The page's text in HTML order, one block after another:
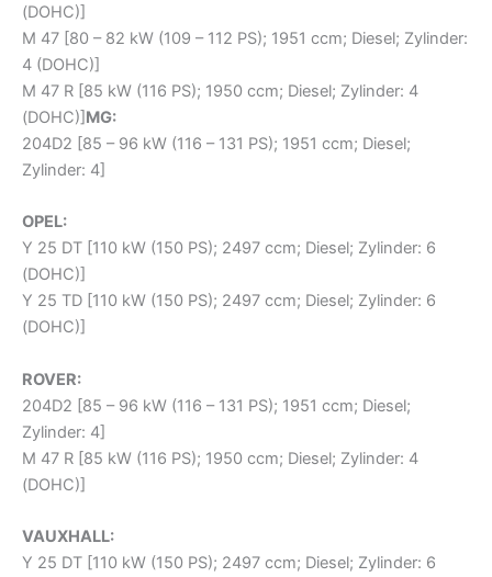
(DOHC)]
M 47 [80 – 82 kW (109 – 112 PS); 1951 ccm; Diesel; Zylinder:
4 (DOHC)]
M 47 R [85 kW (116 PS); 1950 ccm; Diesel; Zylinder: 4
(DOHC)]MG:
204D2 [85 – 96 kW (116 – 131 PS); 1951 ccm; Diesel;
Zylinder: 4]
OPEL:
Y 25 DT [110 kW (150 PS); 2497 ccm; Diesel; Zylinder: 6
(DOHC)]
Y 25 TD [110 kW (150 PS); 2497 ccm; Diesel; Zylinder: 6
(DOHC)]
ROVER:
204D2 [85 – 96 kW (116 – 131 PS); 1951 ccm; Diesel;
Zylinder: 4]
M 47 R [85 kW (116 PS); 1950 ccm; Diesel; Zylinder: 4
(DOHC)]
VAUXHALL:
Y 25 DT [110 kW (150 PS); 2497 ccm; Diesel; Zylinder: 6